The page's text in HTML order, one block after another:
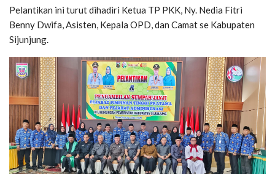
Pelantikan ini turut dihadiri Ketua TP PKK, Ny. Nedia Fitri
Benny Dwifa, Asisten, Kepala OPD, dan Camat se Kabupaten
Sijunjung.